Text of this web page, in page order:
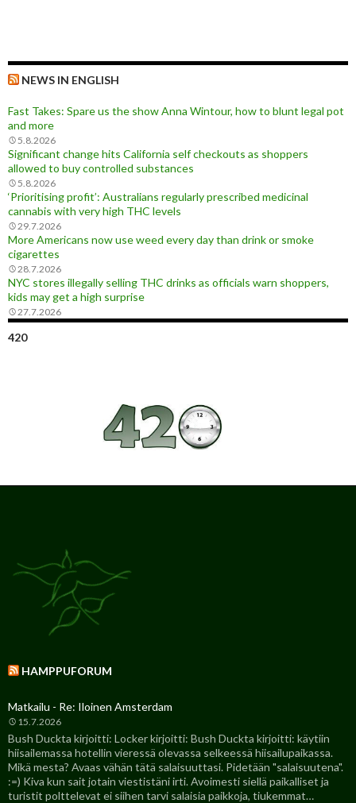
NEWS IN ENGLISH
Fast Takes: Spare us the show Anna Wintour, how to blunt legal pot
and more
5.8.2026
Significant change hits California self checkouts as shoppers
allowed to buy controlled substances
5.8.2026
‘Prioritising profit’: Australians regularly prescribed medicinal
cannabis with very high THC levels
29.7.2026
More Americans now use weed every day than drink or smoke
cigarettes
28.7.2026
NYC stores illegally selling THC drinks as officials warn shoppers,
kids may get a high surprise
27.7.2026
420
HAMPPUFORUM
Matkailu - Re: Iloinen Amsterdam
15.7.2026
Bush Duckta kirjoitti: Locker kirjoitti: Bush Duckta kirjoitti: käytiin
hiisailemassa hotellin vieressä olevassa selkeessä hiisailupaikassa.
Mikä mesta? Avaas vähän tätä salaisuuttasi. Pidetään "salaisuutena".
:=) Kiva kun sait jotain viestistäni irti. Avoimesti siellä paikalliset ja
turistit polttelevat ei siihen tarvi salaisia paikkoja, tiukemmat…